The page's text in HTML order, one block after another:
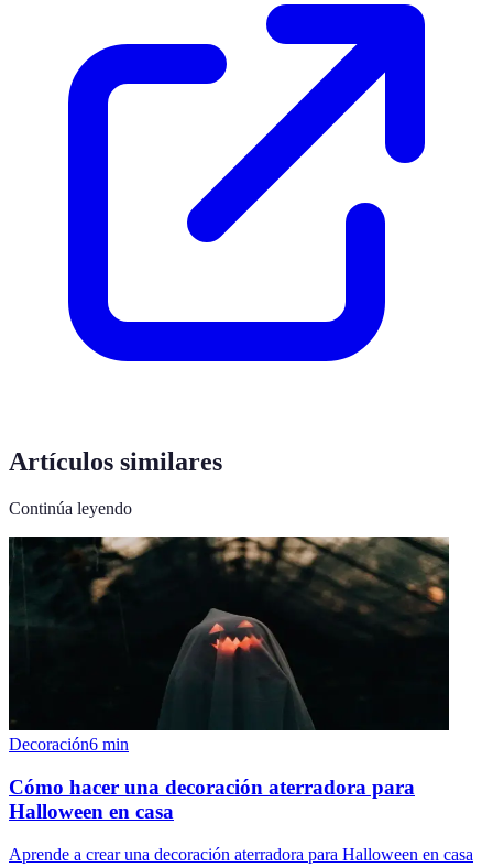
Artículos similares
Continúa leyendo
Decoración6 min
Cómo hacer una decoración aterradora para
Halloween en casa
Aprende a crear una decoración aterradora para Halloween en casa